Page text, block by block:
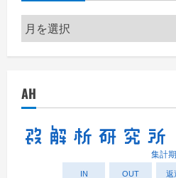
ア
ー
ブ
AH